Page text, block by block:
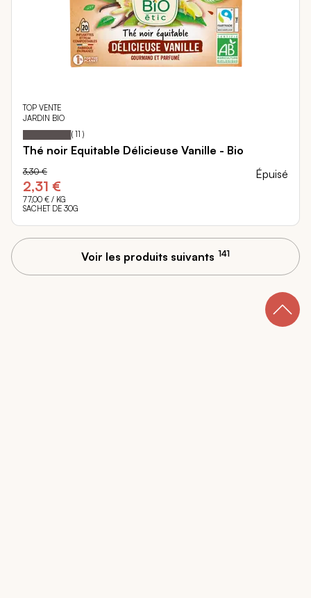
TOP VENTE
JARDIN BIO
Notation: 98
% of
( 11 )
Thé noir Equitable Délicieuse Vanille - Bio
2,31 €
3,30 €
77,00 € / KG
SACHET DE 30G
Épuisé
Voir les produits suivants 141